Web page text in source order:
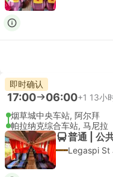
即时确认
17:00 06:00+1 13小
烟草城中央车站, 阿尔拜
帕拉纳克综合车站, 马尼拉
普通 | 公
Legaspi St